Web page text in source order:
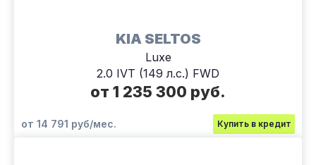
KIA SELTOS
Luxe
2.0 IVT (149 л.с.) FWD
от 1 235 300 руб.
от 14 791 руб/мес. Купить в кредит